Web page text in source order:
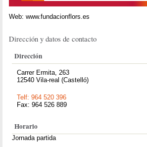
Web: www.fundacionflors.es
Dirección y datos de contacto
Dirección
Carrer Ermita, 263
12540 Vila-real (Castelló)
Telf: 964 520 396
Fax: 964 526 889
Horario
Jornada partida